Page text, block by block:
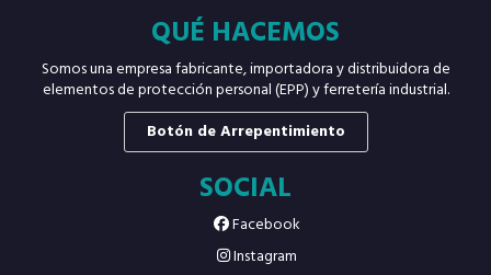
QUÉ HACEMOS
Somos una empresa fabricante, importadora y distribuidora de
elementos de protección personal (EPP) y ferretería industrial.
Botón de Arrepentimiento
SOCIAL
Facebook
Instagram